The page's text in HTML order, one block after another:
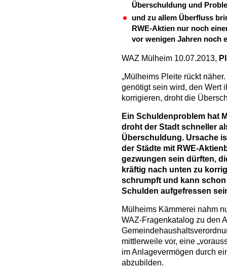
Überschuldung und
und zu allem Überfluss
RWE-Aktien nur noch
vor wenigen Jahren noch
WAZ Mülheim 10.07.2013,
„Mülheims Pleite rückt
genötigt sein wird, den Wert
korrigieren, droht die
Ein Schuldenproblem hat
droht der Stadt schneller
Überschuldung. Ursache
der Städte mit RWE-
gezwungen sein dürften,
kräftig nach unten zu
schrumpft und kann schon
Schulden aufgefressen
Mülheims Kämmerei nahm
WAZ-Fragenkatalog zu den
mittlerweile vor, eine
im Anlagevermögen durch
abzubilden.